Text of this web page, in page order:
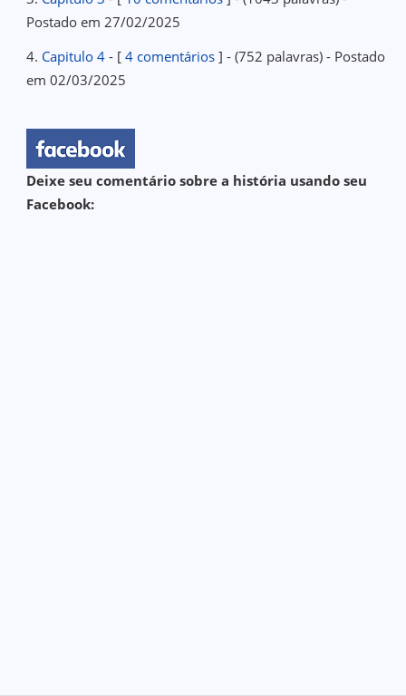
Postado em 27/02/2025
4. Capitulo 4 - [4 comentários ] - (752 palavras) - Postado
em 02/03/2025
Deixe seu comentário sobre a história usando seu
Facebook: